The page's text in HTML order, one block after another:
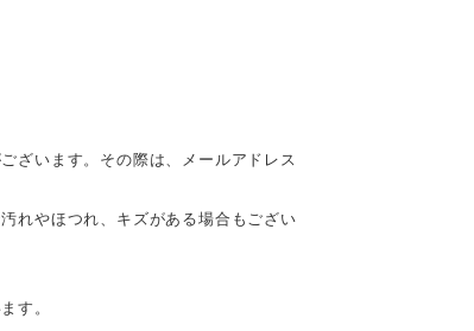
ざいます。その際は、メールアドレス
れやほつれ、キズがある場合もござい
す。